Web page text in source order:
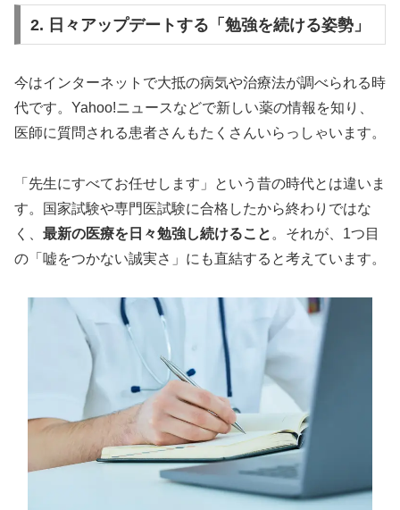
2. 日々アップデートする「勉強を続ける姿勢」
今はインターネットで大抵の病気や治療法が調べられる時
代です。Yahoo!ニュースなどで新しい薬の情報を知り、
医師に質問される患者さんもたくさんいらっしゃいます。
「先生にすべてお任せします」という昔の時代とは違いま
す。国家試験や専門医試験に合格したから終わりではな
く、 最新の医療を日々勉強し続けること 。それが、1つ目
の「嘘をつかない誠実さ」にも直結すると考えています。